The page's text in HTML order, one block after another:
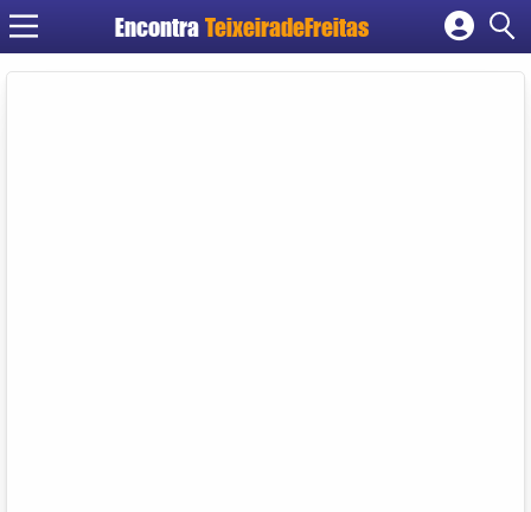
Encontra TeixeiradeFreitas
Cadastrar empresa